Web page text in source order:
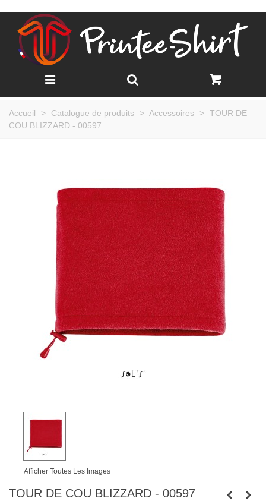
Accueil > Catalogue de produits > Accessoires > TOUR DE
COU BLIZZARD - 00597
Afficher Toutes Les Images
TOUR DE COU BLIZZARD - 00597